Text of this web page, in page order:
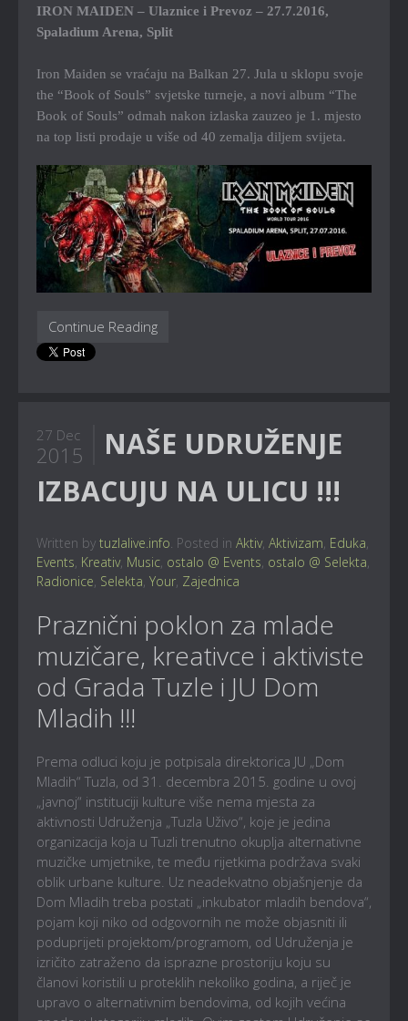
IRON MAIDEN – Ulaznice i Prevoz – 27.7.2016,
Spaladium Arena, Split
Iron Maiden se vraćaju na Balkan 27. Jula u sklopu svoje
the “Book of Souls” svjetske turneje, a novi album “The
Book of Souls” odmah nakon izlaska zauzeo je 1. mjesto
na top listi prodaje u više od 40 zemalja diljem svijeta.
Continue Reading
27 Dec
2015
NAŠE UDRUŽENJE
IZBACUJU NA ULICU !!!
Written by tuzlalive.info. Posted in Aktiv, Aktivizam, Eduka,
Events, Kreativ, Music, ostalo @ Events, ostalo @ Selekta,
Radionice, Selekta, Your, Zajednica
Praznični poklon za mlade
muzičare, kreativce i aktiviste
od Grada Tuzle i JU Dom
Mladih !!!
Prema odluci koju je potpisala direktorica JU „Dom
Mladih“ Tuzla, od 31. decembra 2015. godine u ovoj
„javnoj“ instituciji kulture više nema mjesta za
aktivnosti Udruženja „Tuzla Uživo“, koje je jedina
organizacija koja u Tuzli trenutno okuplja alternativne
muzičke umjetnike, te među rijetkima podržava svaki
oblik urbane kulture. Uz neadekvatno objašnjenje da
Dom Mladih treba postati „inkubator mladih bendova“,
pojam koji niko od odgovornih ne može objasniti ili
poduprijeti projektom/programom, od Udruženja je
izričito zatraženo da isprazne prostoriju koju su
članovi koristili u proteklih nekoliko godina, a riječ je
upravo o alternativnim bendovima, od kojih većina